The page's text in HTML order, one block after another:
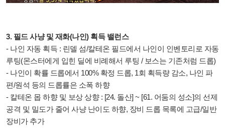
3. 필드 사냥 및 재화(나인) 획득 밸런스
- 나인 자동 획득 : 린델 섬/칼테온 필드에서 나인이 인벤토리로 자동
루팅(몬스터에게 입힌 딜에 비례해서 루팅 / 보스는 기존처럼 드롭)
- 나인이 확률 드롭에서 100% 확정 드롭, 1회 획득량 감소, 나인 파
편/원석 등의 드롭률은 소폭 하향
- 칼테온 몹 하향 및 보상 상향 : [24. 돌산] ~ [61. 어둠의 성소]의 선제
공격 및 밀도가 줄어 사냥 난이도 하향, 장비 드롭 목록에 고급/일반
장비가 추가